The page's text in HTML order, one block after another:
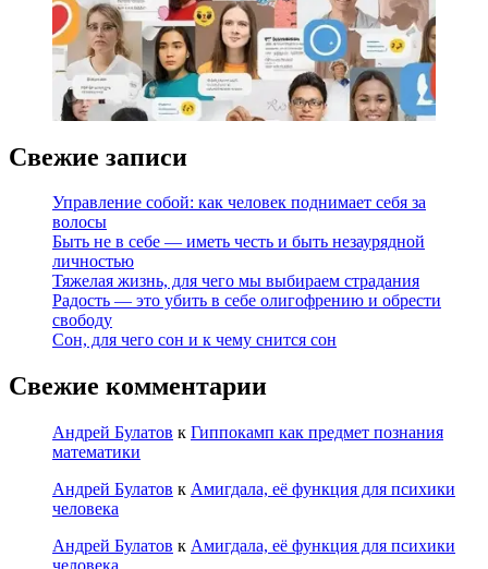
Свежие записи
Управление собой: как человек поднимает себя за
волосы
Быть не в себе — иметь честь и быть незаурядной
личностью
Тяжелая жизнь, для чего мы выбираем страдания
Радость — это убить в себе олигофрению и обрести
свободу
Сон, для чего сон и к чему снится сон
Свежие комментарии
Андрей Булатов к Гиппокамп как предмет познания
математики
Андрей Булатов к Амигдала, её функция для психики
человека
Андрей Булатов к Амигдала, её функция для психики